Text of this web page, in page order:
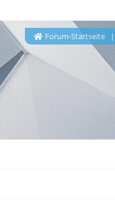
Forum-Startseite|